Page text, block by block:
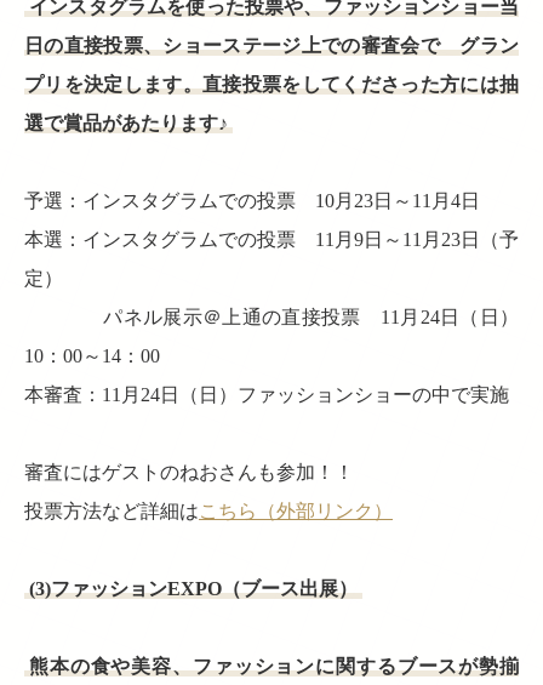
インスタグラムを使った投票や、ファッションショー当
日の直接投票、ショーステージ上での審査会で グラン
プリを決定します。直接投票をしてくださった方には抽
選で賞品があたります♪
予選：インスタグラムでの投票 10月23日～11月4日
本選：インスタグラムでの投票 11月9日～11月23日（予
定）
パネル展示＠上通の直接投票 11月24日（日）
10：00～14：00
本審査：11月24日（日）ファッションショーの中で実施
審査にはゲストのねおさんも参加！！
投票方法など詳細はこちら（外部リンク）
(3)ファッションEXPO（ブース出展）
熊本の食や美容、ファッションに関するブースが勢揃